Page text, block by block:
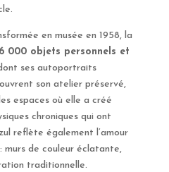
en musée en 1958, la
000 objets personnels et
ses autoportraits
son atelier préservé,
espaces où elle a créé
chroniques qui ont
reflète également l’amour
de couleur éclatante,
traditionnelle.